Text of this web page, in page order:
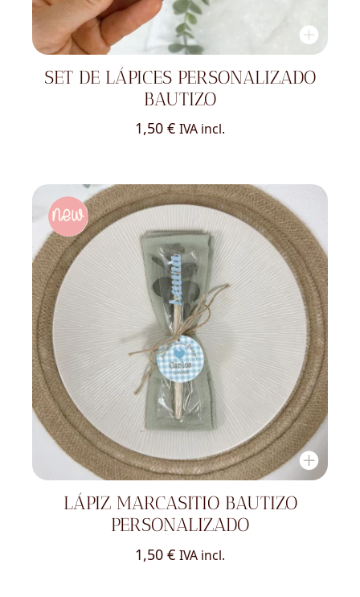
SET DE LÁPICES PERSONALIZADO
BAUTIZO
1,50 € IVA incl.
LÁPIZ MARCASITIO BAUTIZO
PERSONALIZADO
1,50 € IVA incl.